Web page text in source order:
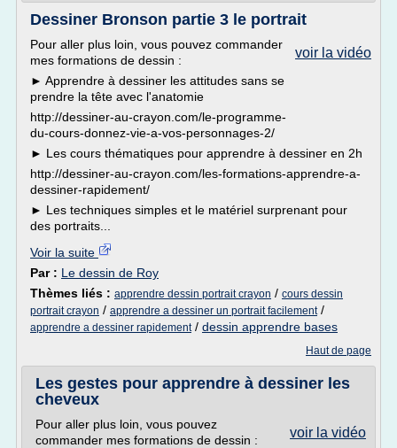
Dessiner Bronson partie 3 le portrait
voir la vidéo
Pour aller plus loin, vous pouvez commander
mes formations de dessin :
► Apprendre à dessiner les attitudes sans se
prendre la tête avec l'anatomie
http://dessiner-au-crayon.com/le-programme-
du-cours-donnez-vie-a-vos-personnages-2/
► Les cours thématiques pour apprendre à dessiner en 2h
http://dessiner-au-crayon.com/les-formations-apprendre-a-
dessiner-rapidement/
► Les techniques simples et le matériel surprenant pour
des portraits...
Voir la suite
Par : Le dessin de Roy
Thèmes liés : apprendre dessin portrait crayon / cours dessin
portrait crayon / apprendre a dessiner un portrait facilement/
apprendre a dessiner rapidement/ dessin apprendre bases
Haut de page
Les gestes pour apprendre à dessiner les
cheveux
voir la vidéo
Pour aller plus loin, vous pouvez
commander mes formations de dessin :